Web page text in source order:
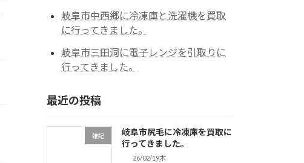
岐阜市中西郷に冷凍庫と洗濯機を買取
に行ってきました。
岐阜市三田洞に電子レンジを引取りに
行ってきました。
最近の投稿
雑記
岐阜市尻毛に冷凍庫を買取に
行ってきました。
26/02/19木